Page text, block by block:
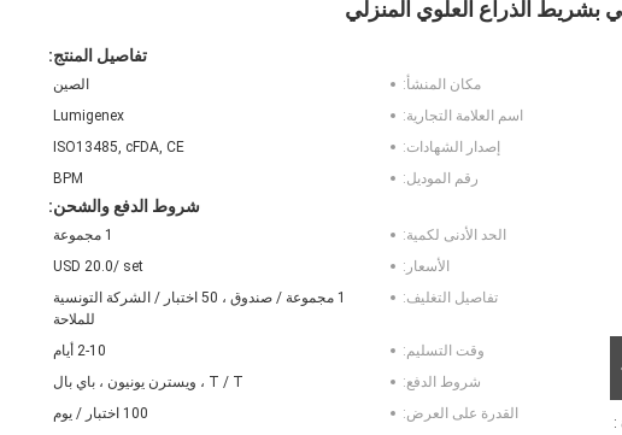
بشريط الذراع العلوي المنزلي
:
تفاصيل المنتج:
مكان المنشأ:
الصين
اسم العلامة التجارية:
Lumigenex
إصدار الشهادات:
ISO13485, cFDA, CE
رقم الموديل:
BPM
شروط الدفع والشحن:
الحد الأدنى لكمية:
1 مجموعة
الأسعار:
USD 20.0/ set
تفاصيل التغليف:
1 مجموعة / صندوق ، 50 اختبار / الشركة التونسية
للملاحة
وقت التسليم:
2-10 أيام
شروط الدفع:
T / T ، ويسترن يونيون ، باي بال
القدرة على العرض:
100 اختبار / يوم